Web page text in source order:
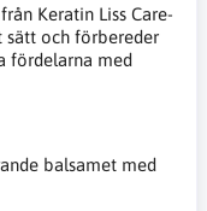
Keratin Liss Care-
sätt och förbereder
fördelarna med
balsamet med